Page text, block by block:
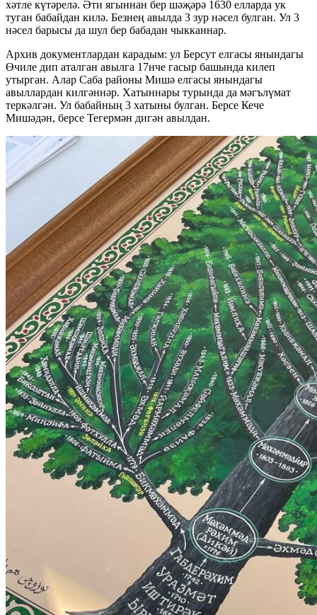
хәтле күтәрелә. Әти ягыннан бер шәҗәрә 1630 елларда ук
туган бабайдан килә. Безнең авылда 3 зур нәсел булган. Ул 3
нәсел барысы да шул бер бабадан чыкканнар.
Архив документлардан карадым: ул Берсут елгасы янындагы
Өчиле дип аталган авылга 17нче гасыр башында килеп
утырган. Алар Саба районы Мишә елгасы янындагы
авыллардан килгәннәр. Хатыннары турында да мәгълүмат
теркәлгән. Ул бабайның 3 хатыны булган. Берсе Кече
Мишәдән, берсе Тегермән дигән авылдан.